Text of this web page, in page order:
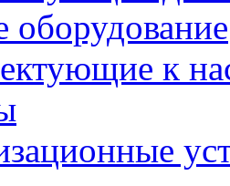
оборудование
к